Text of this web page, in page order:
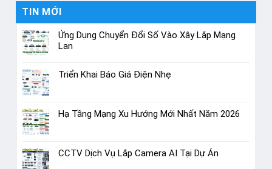
TIN MỚI
Ứng Dụng Chuyển Đổi Số Vào Xây Lắp Mạng
Lan
Triển Khai Báo Giá Điện Nhẹ
Hạ Tầng Mạng Xu Hướng Mới Nhất Năm 2026
CCTV Dịch Vụ Lắp Camera AI Tại Dự Án